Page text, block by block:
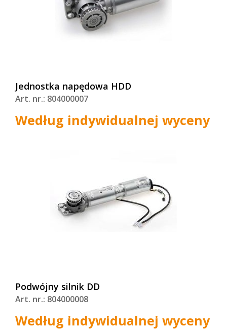
Jednostka napędowa HDD
Art. nr.: 804000007
Według indywidualnej wyceny
Podwójny silnik DD
Art. nr.: 804000008
Według indywidualnej wyceny